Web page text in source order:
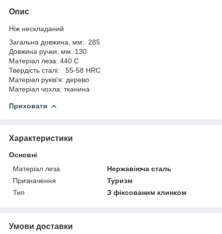
Опис
Ніж нескладаний
Загальна довжина, мм: 285
Довжина ручки, мм: 130
Матеріал леза: 440 C
Твердість сталі: 55-58 HRC
Матеріал руків'я: дерево
Матеріал чохла: тканина
Приховати
Характеристики
Основні
Матеріал леза
Нержавіюча сталь
Призначення
Туризм
Тип
З фіксованим клинком
Умови доставки